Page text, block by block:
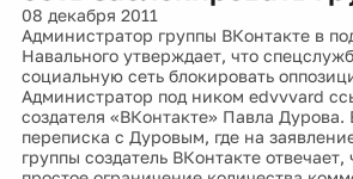
08 декабря 2011
Администратор группы ВКонтакте в
Навального утверждает, что
социальную сеть блокировать
Администратор под ником edvvvard
создателя «ВКонтакте» Павла
переписка с Дуровым, где на
группы создатель ВКонтакте отвечает,